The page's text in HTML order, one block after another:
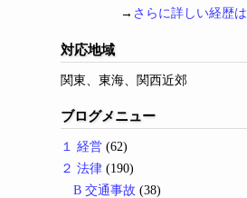
→ さらに詳しい経歴
対応地域
関東、東海、関西近郊
ブログメニュー
１ 経営 (62)
２ 法律 (190)
B 交通事故 (38)